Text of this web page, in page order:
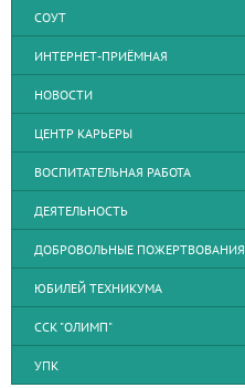
СОУТ
ИНТЕРНЕТ-ПРИЁМНАЯ
НОВОСТИ
ЦЕНТР КАРЬЕРЫ
ВОСПИТАТЕЛЬНАЯ РАБОТА
ДЕЯТЕЛЬНОСТЬ
ДОБРОВОЛЬНЫЕ ПОЖЕРТВОВАНИЯ
ЮБИЛЕЙ ТЕХНИКУМА
ССК "ОЛИМП"
УПК